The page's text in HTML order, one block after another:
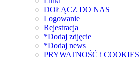
DOŁĄCZ DO NAS
Logowanie
Rejestracja
*Dodaj zdjęcie
*Dodaj news
PRYWATNOŚĆ i COOKIES